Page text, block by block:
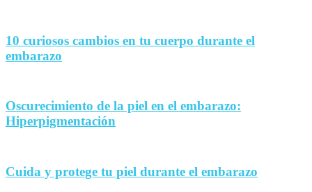
10 curiosos cambios en tu cuerpo durante el
embarazo
Oscurecimiento de la piel en el embarazo:
Hiperpigmentación
Cuida y protege tu piel durante el embarazo